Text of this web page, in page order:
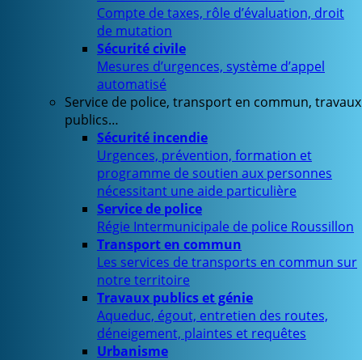
Compte de taxes, rôle d’évaluation, droit
de mutation
Sécurité civile
Mesures d’urgences, système d’appel
automatisé
Service de police, transport en commun, travaux
publics…
Sécurité incendie
Urgences, prévention, formation et
programme de soutien aux personnes
nécessitant une aide particulière
Service de police
Régie Intermunicipale de police Roussillon
Transport en commun
Les services de transports en commun sur
notre territoire
Travaux publics et génie
Aqueduc, égout, entretien des routes,
déneigement, plaintes et requêtes
Urbanisme